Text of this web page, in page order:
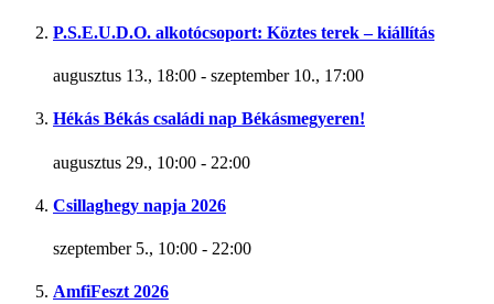
P.S.E.U.D.O. alkotócsoport: Köztes terek – kiállítás
augusztus 13., 18:00 - szeptember 10., 17:00
Hékás Békás családi nap Békásmegyeren!
augusztus 29., 10:00 - 22:00
Csillaghegy napja 2026
szeptember 5., 10:00 - 22:00
AmfiFeszt 2026